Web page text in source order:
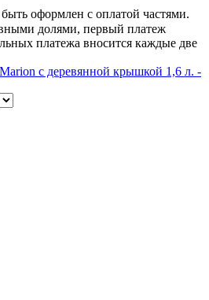
оформлен с оплатой частями.
долями, первый платеж
платежа вносится каждые две
с деревянной крышкой 1,6 л. -